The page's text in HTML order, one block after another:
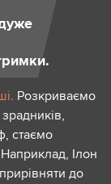
України
в
Розкриваємо
стаємо
Ілон
до